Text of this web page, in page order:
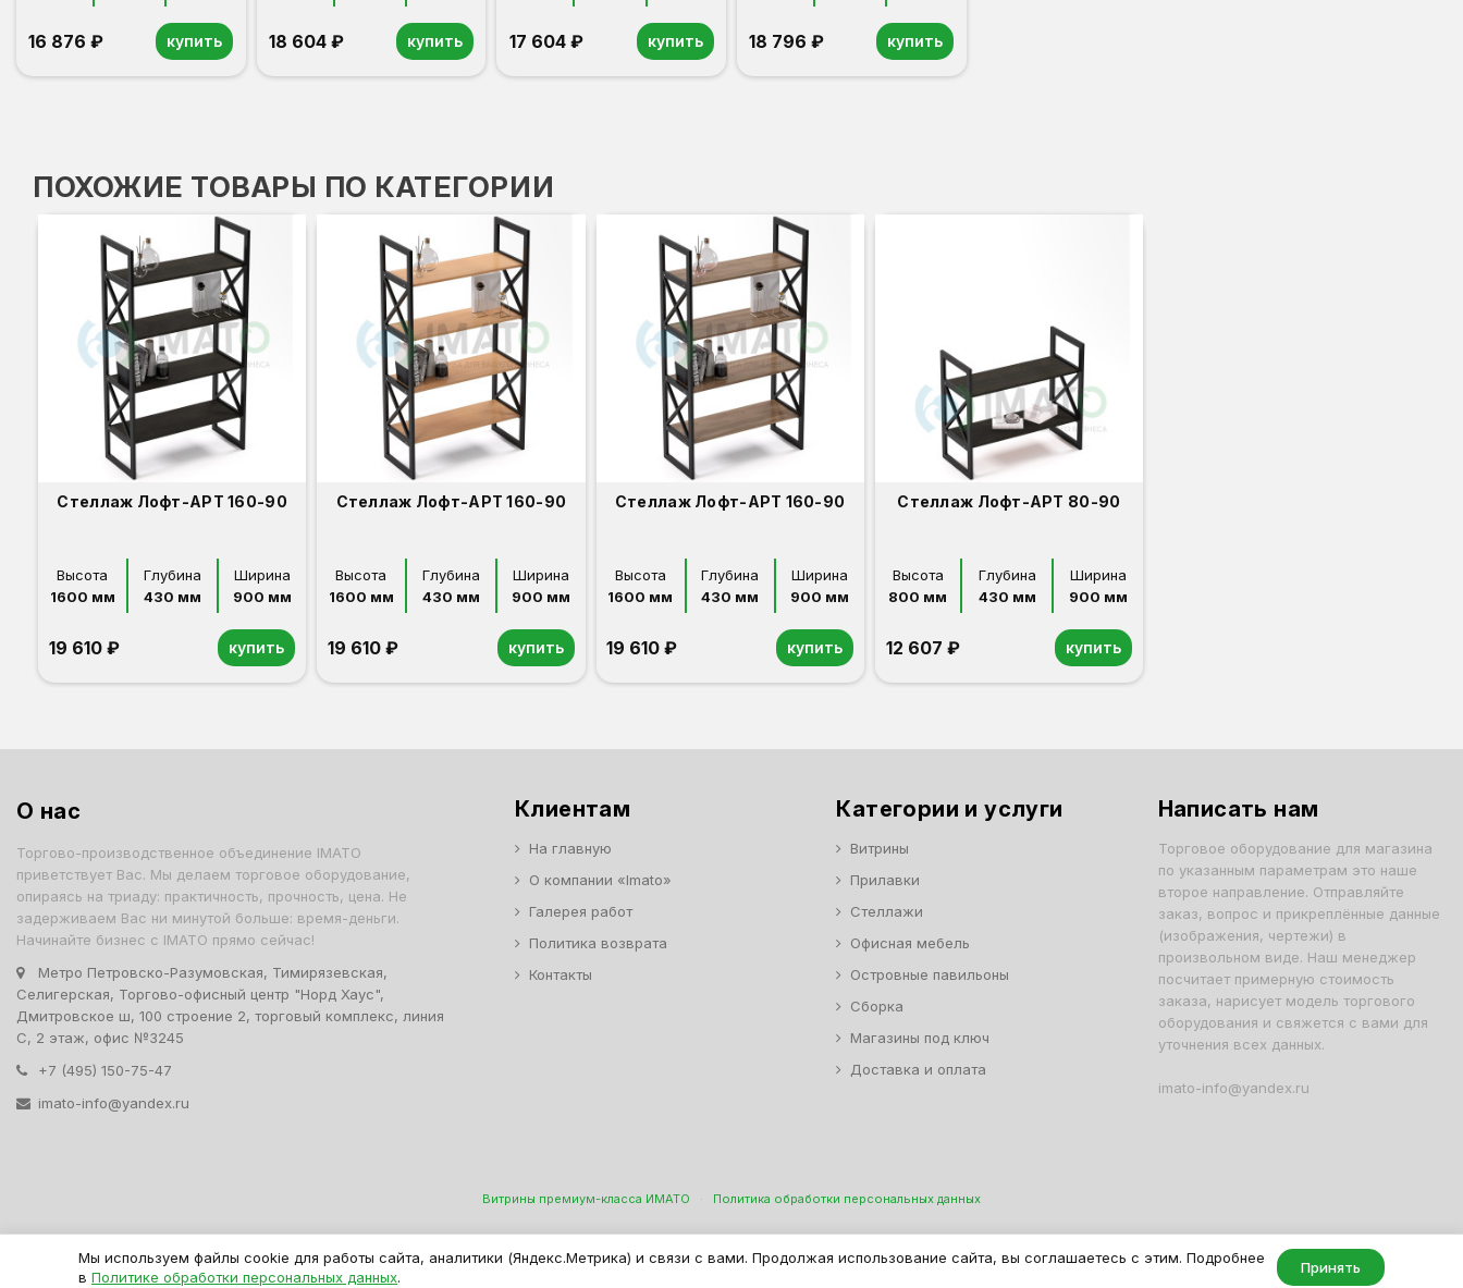
16 876 ₽ купить 18 604 ₽ купить 17 604 ₽ купить 18 796 ₽ купить
ПОХОЖИЕ ТОВАРЫ ПО КАТЕГОРИИ
Стеллаж Лофт-АРТ 160-90
Высота
1600 мм
Глубина
430 мм
Ширина
900 мм
19 610 ₽ купить
Стеллаж Лофт-АРТ 160-90
Высота
1600 мм
Глубина
430 мм
Ширина
900 мм
19 610 ₽ купить
Стеллаж Лофт-АРТ 160-90
Высота
1600 мм
Глубина
430 мм
Ширина
900 мм
19 610 ₽ купить
Стеллаж Лофт-АРТ 80-90
Высота
800 мм
Глубина
430 мм
Ширина
900 мм
12 607 ₽ купить
О нас
Торгово-производственное объединение IMATO
приветствует Вас. Мы делаем торговое оборудование,
опираясь на триаду: практичность, прочность, цена. Не
задерживаем Вас ни минутой больше: время-деньги.
Начинайте бизнес с IMATO прямо сейчас!
Метро Петровско-Разумовская, Тимирязевская,
Селигерская, Торгово-офисный центр "Норд Хаус",
Дмитровское ш, 100 строение 2, торговый комплекс, линия
С, 2 этаж, офис №3245
+7 (495) 150-75-47
imato-info@yandex.ru
Клиентам
На главную
О компании «Imato»
Галерея работ
Политика возврата
Контакты
Категории и услуги
Витрины
Прилавки
Стеллажи
Офисная мебель
Островные павильоны
Сборка
Магазины под ключ
Доставка и оплата
Написать нам
Торговое оборудование для магазина
по указанным параметрам это наше
второе направление. Отправляйте
заказ, вопрос и прикреплённые данные
(изображения, чертежи) в
произвольном виде. Наш менеджер
посчитает примерную стоимость
заказа, нарисует модель торгового
оборудования и свяжется с вами для
уточнения всех данных.
imato-info@yandex.ru
Витрины премиум-класса ИМАТО · Политика обработки персональных данных
Мы используем файлы cookie для работы сайта, аналитики (Яндекс.Метрика) и связи с вами. Продолжая использование сайта, вы соглашаетесь с этим. Подробнее
в Политике обработки персональных данных.
Принять